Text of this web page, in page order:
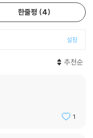
한줄평 4
설정
추천순
1